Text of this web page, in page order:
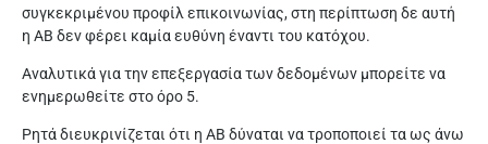
συγκεκριμένου προφίλ επικοινωνίας, στη περίπτωση δε αυτή
η ΑΒ δεν φέρει καμία ευθύνη έναντι του κατόχου.
Αναλυτικά για την επεξεργασία των δεδομένων μπορείτε να
ενημερωθείτε στο όρο 5.
Ρητά διευκρινίζεται ότι η ΑΒ δύναται να τροποποιεί τα ως άνω